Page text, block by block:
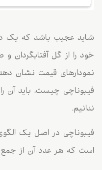
شاید عجیب باشد که یک
خود را از گل آفتابگردان
نمودارهای قیمت نشان
فیبوناچی چیست، باید آن
ندانیم.
فیبوناچی در اصل یک
است که هر عدد آن از